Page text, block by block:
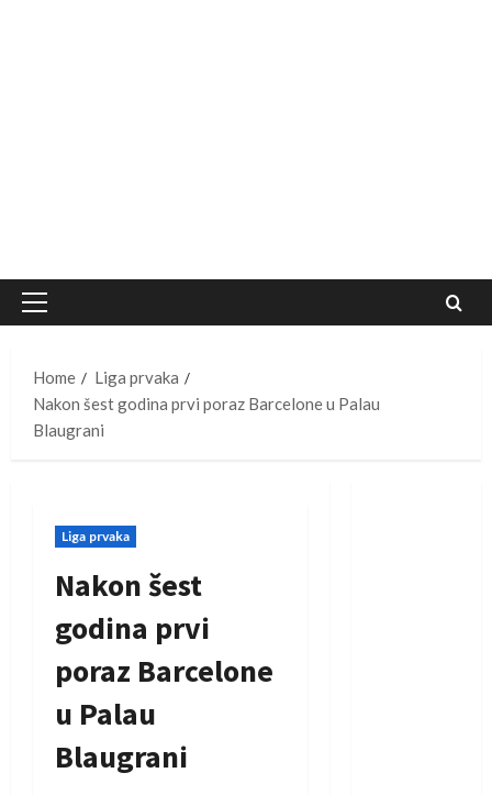
Primary
Home
Liga prvaka
Nakon šest godina prvi poraz Barcelone u Palau
Blaugrani
Liga prvaka
Nakon šest
godina prvi
poraz Barcelone
u Palau
Blaugrani